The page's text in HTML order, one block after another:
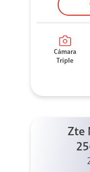
Cámara
Triple
Zte